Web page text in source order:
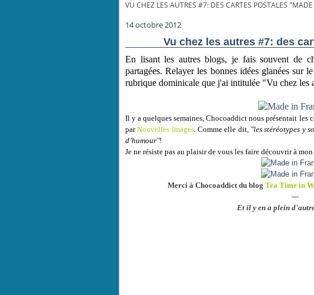
VU CHEZ LES AUTRES #7: DES CARTES POSTALES
14 octobre 2012
Vu chez les autres #7: des
En lisant les autres blogs, je fais souvent de
partagées. Relayer les bonnes idées glanées sur
rubrique dominicale que j'ai intitulée "Vu chez les
Il y a quelques semaines, Chocoaddict nous présentait les
parNouvelles Images. Comme elle dit, "les stéréotypes y
d’humour"!
Je ne résiste pas au plaisir de vous les faire découvrir à
Merci à Chocoaddict du blog Tea Time in
---
Et il y en a plein